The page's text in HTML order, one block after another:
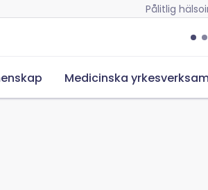
Pålitlig
Medicinska